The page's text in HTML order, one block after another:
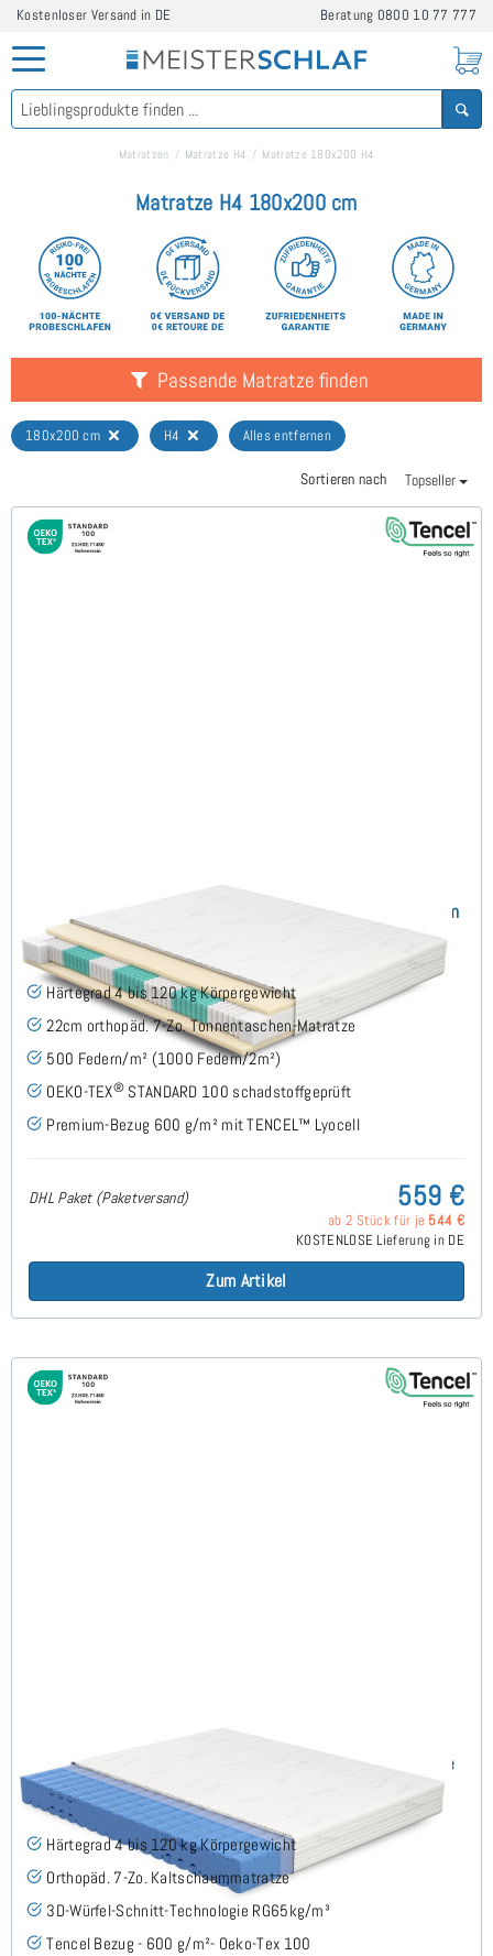
Kostenloser Versand in DE Beratung 0800 10 77 777
Matratzen Matratze H4 Matratze 180x200 H4
Matratze H4 180x200 cm
Passende Matratze finden
180x200 cm H4 Alles entfernen
Sortieren nach Topseller
SERA H4 (TENCEL™ Lyocell) TTFK-Matratze 180x200 cm
Härtegrad 4 bis 120 kg Körpergewicht
22cm orthopäd. 7-Zo. Tonnentaschen-Matratze
500 Federn/m² (1000 Federn/2m²)
OEKO-TEX® STANDARD 100 schadstoffgeprüft
Premium-Bezug 600 g/m² mit TENCEL™ Lyocell
DHL Paket (Paketversand) 559 €
ab 2 Stück für je 544 €
KOSTENLOSE Lieferung in DE
Zum Artikel
Keru H4 (TENCEL™ Lyocell) RG65 Kaltschaummatratze
180x200 cm - Sonderanfertigung
(7)
Härtegrad 4 bis 120 kg Körpergewicht
Orthopäd. 7-Zo. Kaltschaummatratze
3D-Würfel-Schnitt-Technologie RG65kg/m³
Tencel Bezug - 600 g/m²- Oeko-Tex 100